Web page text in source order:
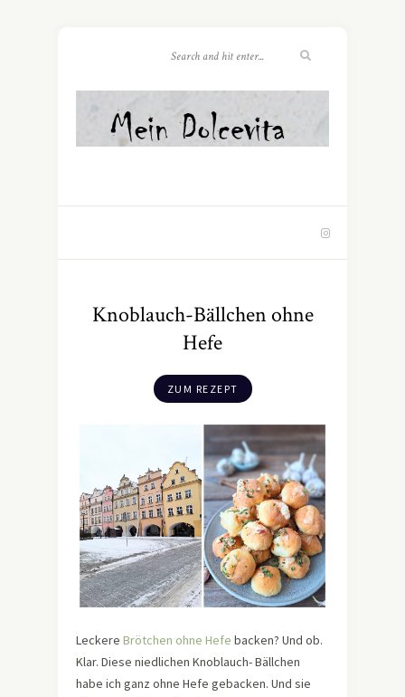
Knoblauch-Bällchen ohne
Hefe
ZUM REZEPT
Leckere Brötchen ohne Hefe backen? Und ob.
Klar. Diese niedlichen Knoblauch- Bällchen
habe ich ganz ohne Hefe gebacken. Und sie